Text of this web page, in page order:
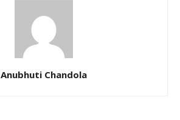
Anubhuti Chandola